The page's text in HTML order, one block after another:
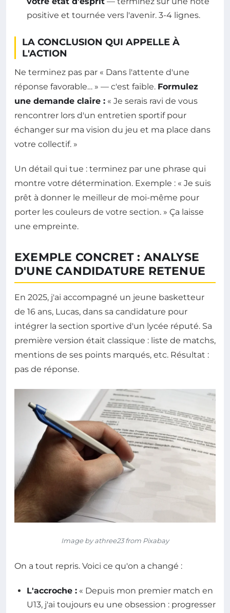
positive et tournée vers l'avenir. 3-4 lignes.
LA CONCLUSION QUI APPELLE À
L'ACTION
Ne terminez pas par « Dans l'attente d'une
réponse favorable… » — c'est faible. Formulez
une demande claire : « Je serais ravi de vous
rencontrer lors d'un entretien sportif pour
échanger sur ma vision du jeu et ma place dans
votre collectif. »
Un détail qui tue : terminez par une phrase qui
montre votre détermination. Exemple : « Je suis
prêt à donner le meilleur de moi-même pour
porter les couleurs de votre section. » Ça laisse
une empreinte.
EXEMPLE CONCRET : ANALYSE
D'UNE CANDIDATURE RETENUE
En 2025, j'ai accompagné un jeune basketteur
de 16 ans, Lucas, dans sa candidature pour
intégrer la section sportive d'un lycée réputé. Sa
première version était classique : liste de matchs,
mentions de ses points marqués, etc. Résultat :
pas de réponse.
Image by athree23 from Pixabay
On a tout repris. Voici ce qu'on a changé :
L'accroche : « Depuis mon premier match en
U13, j'ai toujours eu une obsession : progresser